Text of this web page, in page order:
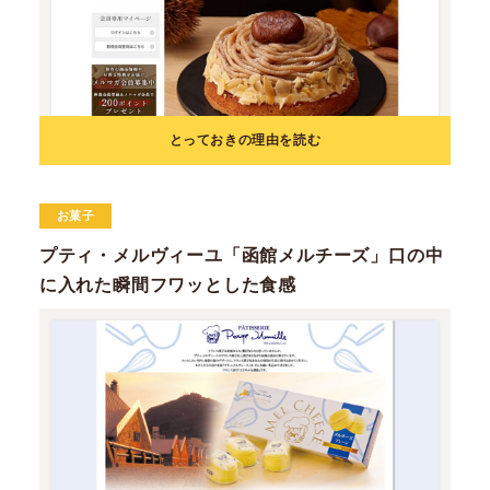
とっておきの理由を読む
お菓子
プティ・メルヴィーユ「函館メルチーズ」口の中
に入れた瞬間フワッとした食感